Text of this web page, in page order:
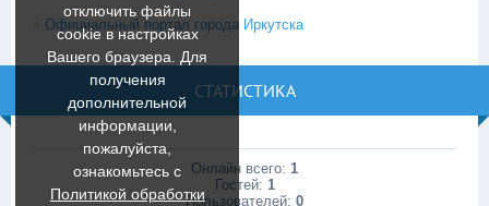
Официальный портал города Иркутска
СТАТИСТИКА
Онлайн всего: 1
Гостей: 1
Пользователей: 0
отключить файлы
cookie в настройках
Вашего браузера. Для
получения
дополнительной
информации,
пожалуйста,
ознакомьтесь c
Политикой обработки